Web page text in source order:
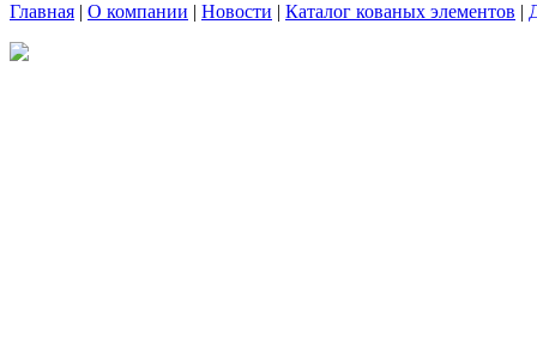
Главная | О компании | Новости | Каталог кованых элементов |